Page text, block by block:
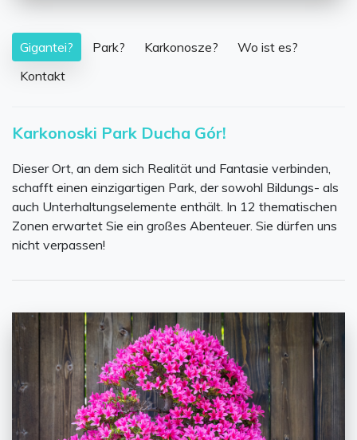
Gigantei? Park? Karkonosze?
Wo ist es?
Kontakt
Karkonoski Park Ducha Gór!
Dieser Ort, an dem sich Realität und Fantasie verbinden,
schafft einen einzigartigen Park, der sowohl Bildungs- als
auch Unterhaltungselemente enthält. In 12 thematischen
Zonen erwartet Sie ein großes Abenteuer. Sie dürfen uns
nicht verpassen!